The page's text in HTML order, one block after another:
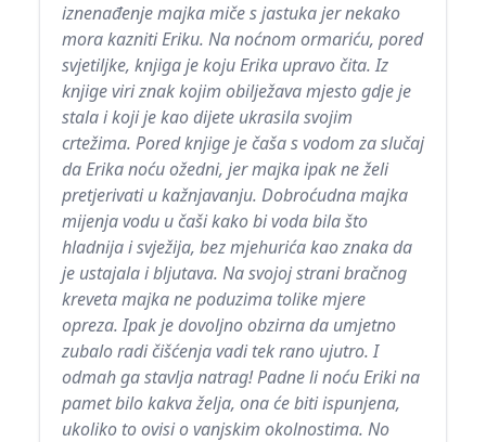
iznenađenje majka miče s jastuka jer nekako
mora kazniti Eriku. Na noćnom ormariću, pored
svjetiljke, knjiga je koju Erika upravo čita. Iz
knjige viri znak kojim obilježava mjesto gdje je
stala i koji je kao dijete ukrasila svojim
crtežima. Pored knjige je čaša s vodom za slučaj
da Erika noću ožedni, jer majka ipak ne želi
pretjerivati u kažnjavanju. Dobroćudna majka
mijenja vodu u čaši kako bi voda bila što
hladnija i svježija, bez mjehurića kao znaka da
je ustajala i bljutava. Na svojoj strani bračnog
kreveta majka ne poduzima tolike mjere
opreza. Ipak je dovoljno obzirna da umjetno
zubalo radi čišćenja vadi tek rano ujutro. I
odmah ga stavlja natrag! Padne li noću Eriki na
pamet bilo kakva želja, ona će biti ispunjena,
ukoliko to ovisi o vanjskim okolnostima. No